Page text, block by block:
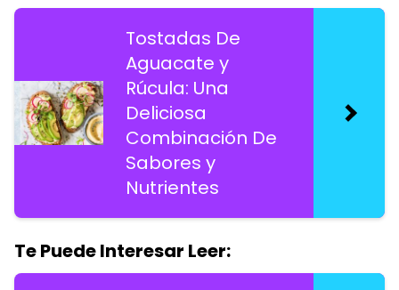
Tostadas De
Aguacate y
Rúcula: Una
Deliciosa
Combinación De
Sabores y
Nutrientes
Te Puede Interesar Leer: